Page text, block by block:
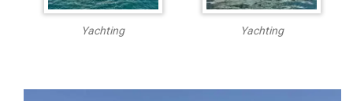
Yachting Yachting